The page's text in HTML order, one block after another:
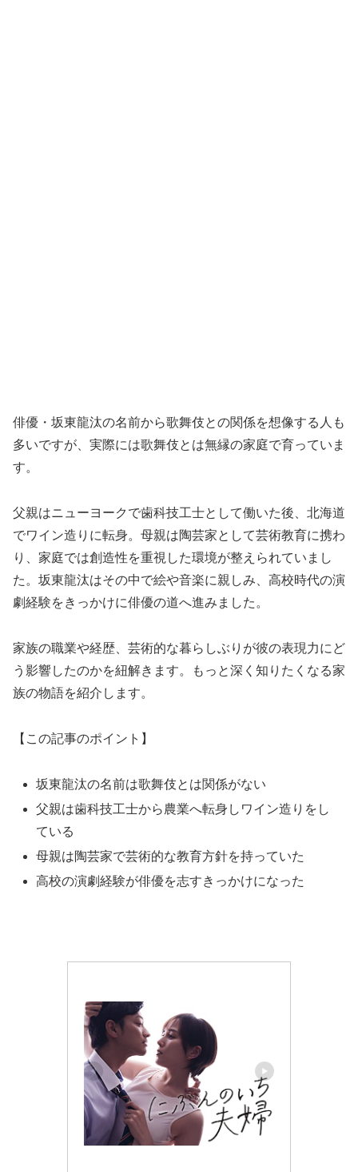
俳優・坂東龍汰の名前から歌舞伎との関係を想像する人も
多いですが、実際には歌舞伎とは無縁の家庭で育っていま
す。
父親はニューヨークで歯科技工士として働いた後、北海道
でワイン造りに転身。母親は陶芸家として芸術教育に携わ
り、家庭では創造性を重視した環境が整えられていまし
た。坂東龍汰はその中で絵や音楽に親しみ、高校時代の演
劇経験をきっかけに俳優の道へ進みました。
家族の職業や経歴、芸術的な暮らしぶりが彼の表現力にど
う影響したのかを紐解きます。もっと深く知りたくなる家
族の物語を紹介します。
【この記事のポイント】
坂東龍汰の名前は歌舞伎とは関係がない
父親は歯科技工士から農業へ転身しワイン造りをし
ている
母親は陶芸家で芸術的な教育方針を持っていた
高校の演劇経験が俳優を志すきっかけになった